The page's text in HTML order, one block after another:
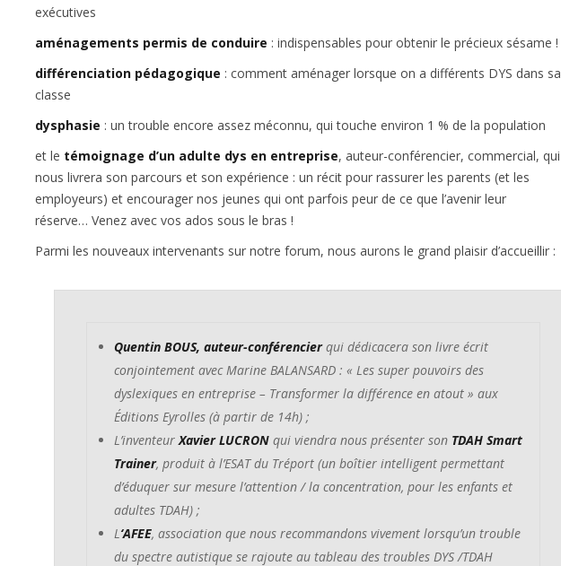
exécutives
aménagements permis de conduire : indispensables pour obtenir le précieux sésame !
différenciation pédagogique : comment aménager lorsque on a différents DYS dans sa
classe
dysphasie : un trouble encore assez méconnu, qui touche environ 1 % de la population
et le témoignage d’un adulte dys en entreprise, auteur-conférencier, commercial, qui
nous livrera son parcours et son expérience : un récit pour rassurer les parents (et les
employeurs) et encourager nos jeunes qui ont parfois peur de ce que l’avenir leur
réserve… Venez avec vos ados sous le bras !
Parmi les nouveaux intervenants sur notre forum, nous aurons le grand plaisir d’accueillir :
Quentin BOUS, auteur-conférencierqui dédicacera son livre écrit
conjointement avec Marine BALANSARD : « Les super pouvoirs des
dyslexiques en entreprise – Transformer la différence en atout » aux
Éditions Eyrolles (à partir de 14h) ;
L’inventeurXavier LUCRON qui viendra nous présenter son TDAH Smart
Trainer, produit à l’ESAT du Tréport (un boîtier intelligent permettant
d’éduquer sur mesure l’attention / la concentration, pour les enfants et
adultes TDAH) ;
L‘AFEE, association que nous recommandons vivement lorsqu’un trouble
du spectre autistique se rajoute au tableau des troubles DYS /TDAH